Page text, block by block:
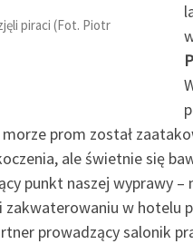
piraci (Fot. Piotr
morze prom został
ale świetnie się
punkt naszej wyprawy –
zakwaterowaniu w hotelu
prowadzący salonik